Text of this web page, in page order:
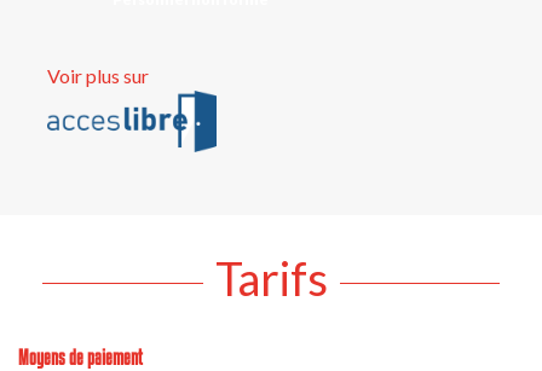
Voir plus sur
Tarifs
Moyens de paiement